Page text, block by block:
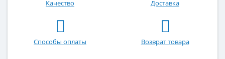
Качество Доставка
Способы оплаты Возврат товара